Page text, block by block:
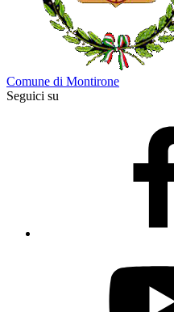
Comune di Montirone
Seguici su